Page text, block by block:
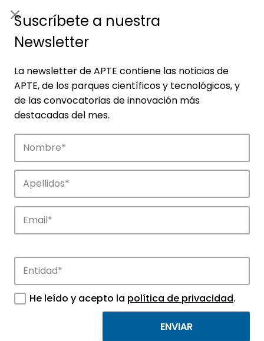
Empresas
Descubre las empresas que impulsan la
innovación en los parques de APTE.
MERCOR TECRESA
INDUSTRIAL
Tecnología industriales
Suscríbete a nuestra
Newsletter
La newsletter de APTE contiene las noticias de
APTE, de los parques científicos y tecnológicos, y
de las convocatorias de innovación más
destacadas del mes.
He leído y acepto la política de privacidad.